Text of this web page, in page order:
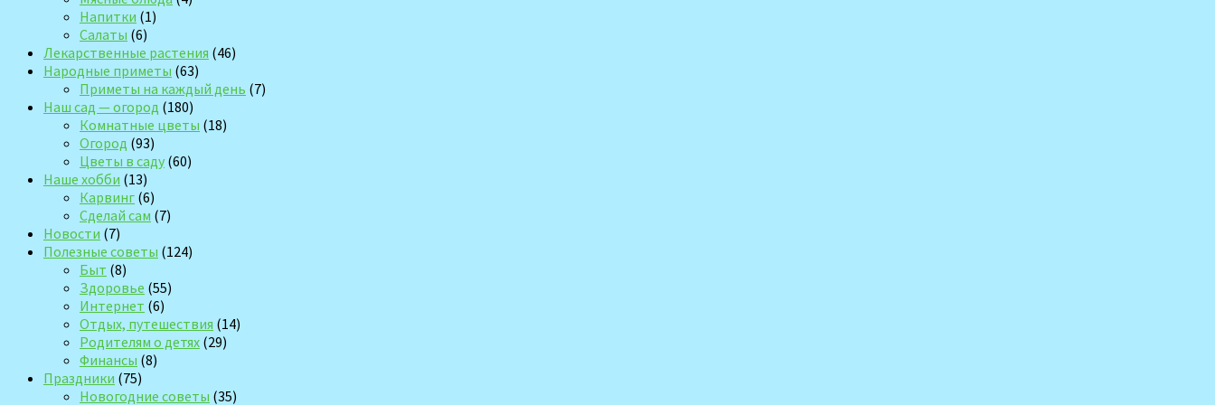
Напитки (1)
Салаты (6)
Лекарственные растения (46)
Народные приметы (63)
Приметы на каждый день (7)
Наш сад — огород (180)
Комнатные цветы (18)
Огород (93)
Цветы в саду (60)
Наше хобби (13)
Карвинг (6)
Сделай сам (7)
Новости (7)
Полезные советы (124)
Быт (8)
Здоровье (55)
Интернет (6)
Отдых, путешествия (14)
Родителям о детях (29)
Финансы (8)
Праздники (75)
Новогодние советы (35)